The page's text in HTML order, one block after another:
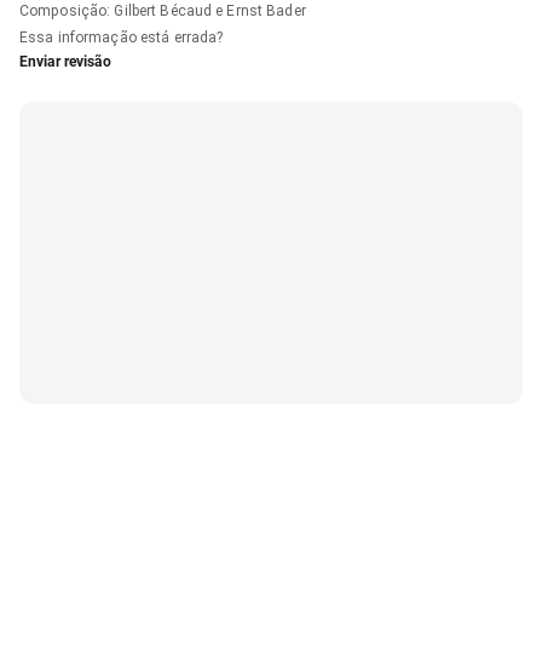
Composição: Gilbert Bécaud e Ernst Bader
Essa informação está errada?
Enviar revisão